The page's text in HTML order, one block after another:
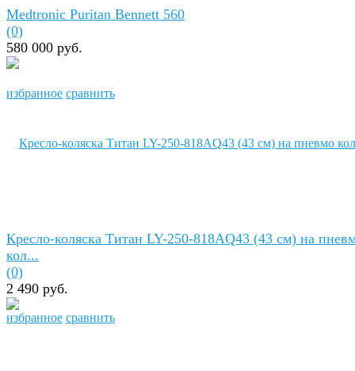
избранное сравнить
Medtronic Puritan Bennett 560
(0)
580 000 руб.
избранное сравнить
Кресло-коляска Титан LY-250-818AQ43 (43 см) на
кол...
(0)
2 490 руб.